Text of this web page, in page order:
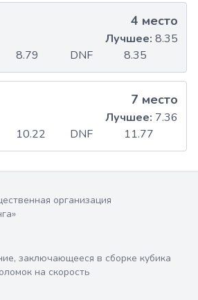
4 место
8.79 DNF 8.35
Лучшее: 8.35
7 место
10.22 DNF 11.77
Лучшее: 7.36
организация
заключающееся в сборке кубика
на скорость